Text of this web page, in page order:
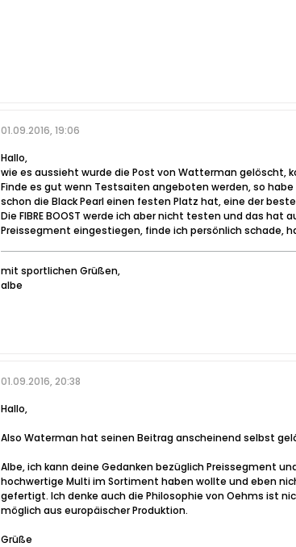
01.09.2016, 19:06
Hallo,
wie es aussieht wurde die Post von Watterman gelöscht,
Finde es gut wenn Testsaiten angeboten werden, so
schon die Black Pearl einen festen Platz hat, eine der
Die FIBRE BOOST werde ich aber nicht testen und das
Preissegment eingestiegen, finde ich persönlich schade,
mit sportlichen Grüßen,
albe
01.09.2016, 20:38
Hallo,
Also Waterman hat seinen Beitrag anscheinend selbst
Albe, ich kann deine Gedanken bezüglich Preissegment
hochwertige Multi im Sortiment haben wollte und eben
gefertigt. Ich denke auch die Philosophie von Oehms ist
möglich aus europäischer Produktion.
Grüße